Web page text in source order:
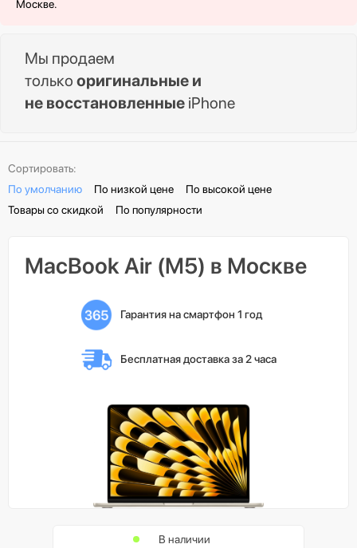
Москве.
Мы продаем
только оригинальные и
не восстановленные iPhone
Сортировать:
По умолчанию
По низкой цене
По высокой цене
Товары со скидкой
По популярности
MacBook Air (M5) в Москве
Гарантия на смартфон 1 год
Бесплатная доставка за 2 часа
В наличии